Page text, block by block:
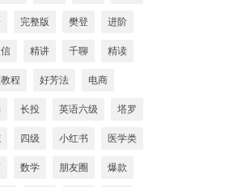
完整版 樊登 进阶
精讲 千聊 精读
程 好芳法 电商
长投 英语六级 塔罗
四级 小红书 医学类
数学 朋友圈 爆款